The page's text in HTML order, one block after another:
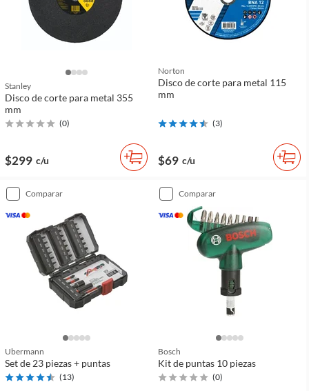
Stanley
Disco de corte para metal 355
mm
(0)
$299 c/u
Norton
Disco de corte para metal 115
mm
(3)
$69 c/u
comparar
Ubermann
Set de 23 piezas + puntas
(13)
comparar
Bosch
Kit de puntas 10 piezas
(0)